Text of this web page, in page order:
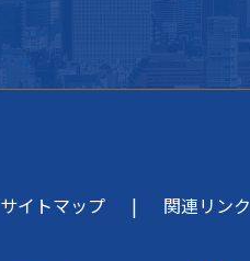
サイトマップ 関連リンク